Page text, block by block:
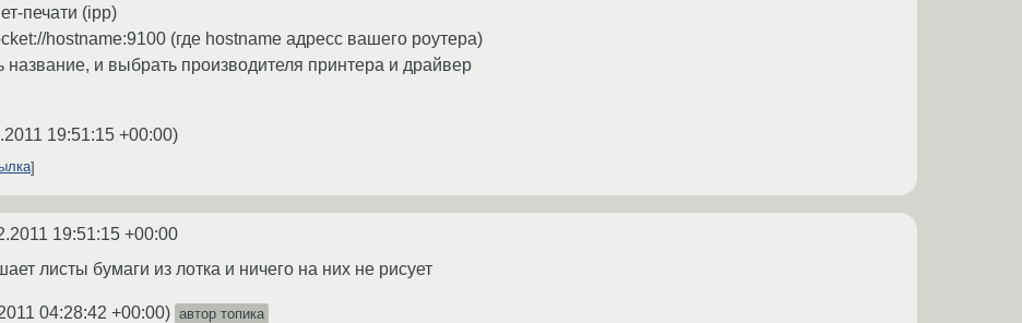
печати (ipp)
hostname:9100 (где hostname адресс вашего роутера)
название, и выбрать производителя принтера и драйвер
19:51:15 +00:00)
19:51:15 +00:00
листы бумаги из лотка и ничего на них не рисует
04:28:42 +00:00) автор топика